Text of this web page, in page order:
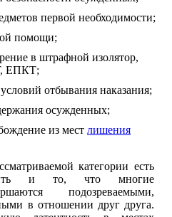
первой необходимости;
помощи;
в штрафной изолятор,
ЕПКТ;
отбывания наказания;
осужденных;
из мест лишения
категории есть
и то, что многие
подозреваемыми,
в отношении друг друга.